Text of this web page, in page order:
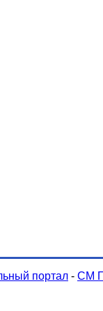
портал - СМ